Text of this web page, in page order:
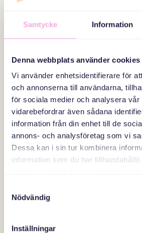
Samtycke Information
Denna webbplats använder cookies
Vi använder enhetsidentifierare för
och annonserna till användarna,
för sociala medier och analysera vår
vidarebefordrar även sådana
information från din enhet till de
annons- och analysföretag som vi
Dessa kan i sin tur kombinera
information som du har
Nödvändig
Inställningar
Malmö-Familjehuset Nydala, Familjehuset